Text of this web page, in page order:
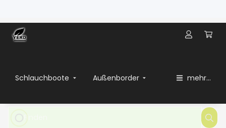
Schlauchboote Außenborder mehr...